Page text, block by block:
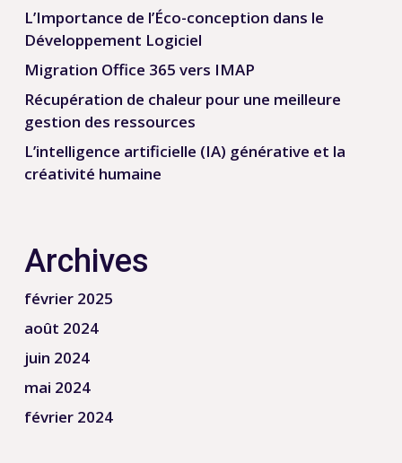
L’Importance de l’Éco-conception dans le
Développement Logiciel
Migration Office 365 vers IMAP
Récupération de chaleur pour une meilleure
gestion des ressources
L’intelligence artificielle (IA) générative et la
créativité humaine
Archives
février 2025
août 2024
juin 2024
mai 2024
février 2024